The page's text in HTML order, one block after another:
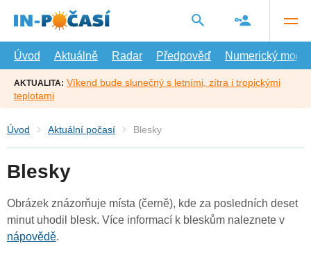
hlavní
Úvod
Aktuálně Radar Předpověď Numerický model
AKTUALITA: Víkend bude slunečný s letními, zítra i tropickými
teplotami
Úvod Aktuální počasí Blesky
Blesky
Obrázek znázorňuje místa (černě), kde za posledních deset
minut uhodil blesk. Více informací k bleskům naleznete v
nápovědě.